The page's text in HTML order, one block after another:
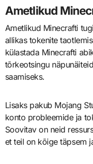
Ametlikud
Ametlikud Minecrafti
allikas tokenite
külastada Minecrafti
tõrkeotsingu
saamiseks.
Lisaks pakub Mojang
konto probleemide ja
Soovitav on neid
et teil on kõige täpsem